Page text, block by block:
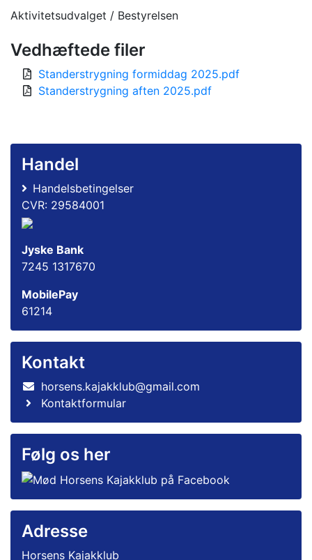
Aktivitetsudvalget / Bestyrelsen
Vedhæftede filer
Standerstrygning formiddag 2025.pdf
Standerstrygning aften 2025.pdf
Handel
Handelsbetingelser
CVR: 29584001
Jyske Bank
7245 1317670
MobilePay
61214
Kontakt
horsens.kajakklub@gmail.com
Kontaktformular
Følg os her
Adresse
Horsens Kajakklub